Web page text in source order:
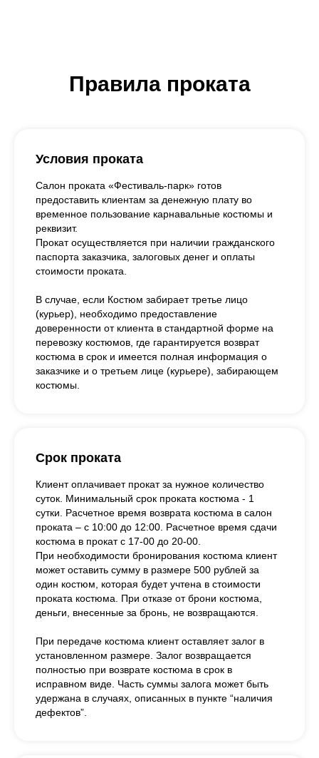
Правила проката
Условия проката
Салон проката «Фестиваль-парк» готов
предоставить клиентам за денежную плату во
временное пользование карнавальные костюмы и
реквизит.
Прокат осуществляется при наличии гражданского
паспорта заказчика, залоговых денег и оплаты
стоимости проката.
В случае, если Костюм забирает третье лицо
(курьер), необходимо предоставление
доверенности от клиента в стандартной форме на
перевозку костюмов, где гарантируется возврат
костюма в срок и имеется полная информация о
заказчике и о третьем лице (курьере), забирающем
костюмы.
Срок проката
Клиент оплачивает прокат за нужное количество
суток. Минимальный срок проката костюма - 1
сутки. Расчетное время возврата костюма в салон
проката – с 10:00 до 12:00. Расчетное время сдачи
костюма в прокат с 17-00 до 20-00.
При необходимости бронирования костюма клиент
может оставить сумму в размере 500 рублей за
один костюм, которая будет учтена в стоимости
проката костюма. При отказе от брони костюма,
деньги, внесенные за бронь, не возвращаются.
При передаче костюма клиент оставляет залог в
установленном размере. Залог возвращается
полностью при возврате костюма в срок в
исправном виде. Часть суммы залога может быть
удержана в случаях, описанных в пункте “наличия
дефектов”.